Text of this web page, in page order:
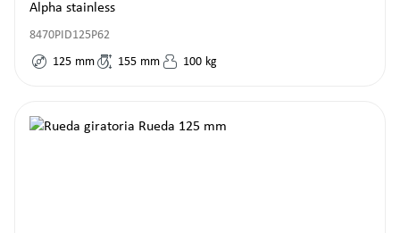
Alpha stainless
8470PID125P62
125 mm 155 mm 100 kg